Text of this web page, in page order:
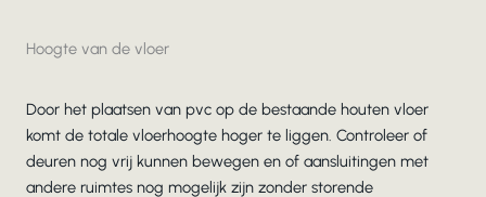
Hoogte van de vloer
Door het plaatsen van pvc op de bestaande houten vloer
komt de totale vloerhoogte hoger te liggen. Controleer of
deuren nog vrij kunnen bewegen en of aansluitingen met
andere ruimtes nog mogelijk zijn zonder storende